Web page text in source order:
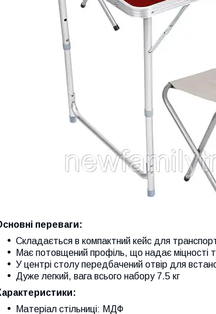
переваги:
Складається в компактний кейс для
Має потовщений профіль, що надає міцності
У центрі столу передбачений отвір для
Дуже легкий, вага всього набору 7.5 кг
Матеріал стільниці: МДФ